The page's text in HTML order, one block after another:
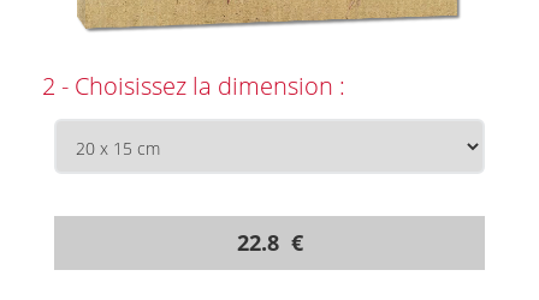
2 - Choisissez la dimension :
22.8 €